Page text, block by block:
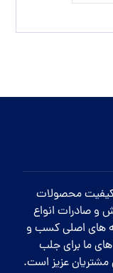
محصولات
و صادرات انواع
های اصلی کسب و
ما برای جلب
عزیز است.